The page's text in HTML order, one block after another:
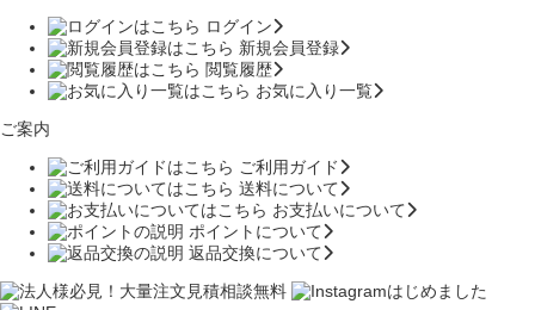
ログイン
新規会員登録
閲覧履歴
お気に入り一覧
ご案内
ご利用ガイド
送料について
お支払いについて
ポイントについて
返品交換について